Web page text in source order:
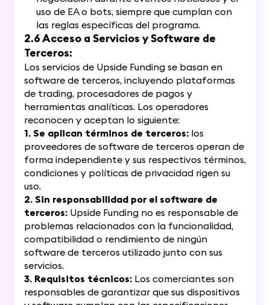
uso de EA o bots, siempre que cumplan con
las reglas específicas del programa.
2.6 Acceso a Servicios y Software de
Terceros:
Los servicios de Upside Funding se basan en
software de terceros, incluyendo plataformas
de trading, procesadores de pagos y
herramientas analíticas. Los operadores
reconocen y aceptan lo siguiente:
1. Se aplican términos de terceros: los
proveedores de software de terceros operan de
forma independiente y sus respectivos términos,
condiciones y políticas de privacidad rigen su
uso.
2. Sin responsabilidad por el software de
terceros: Upside Funding no es responsable de
problemas relacionados con la funcionalidad,
compatibilidad o rendimiento de ningún
software de terceros utilizado junto con sus
servicios.
3. Requisitos técnicos: Los comerciantes son
responsables de garantizar que sus dispositivos